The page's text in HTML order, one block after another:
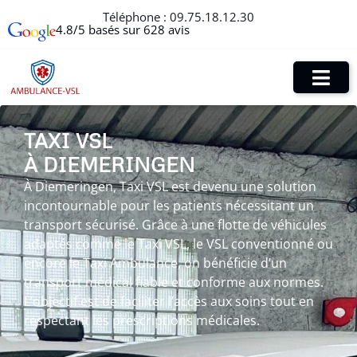
Téléphone : 09.75.18.12.30
4.8/5 basés sur 628 avis
TAXI VSL
À DIEMERINGEN
À Diemeringen, Taxi VSL est devenu une solution
incontournable pour les patients nécessitant un
transport sécurisé. Grâce à une flotte de véhicules
adaptés comme le Taxi VSL, le VSL conventionné ou
encore le Taxi Ambulance, on bénéficie d’un
transport médical fiable et conforme aux normes.
L’objectif est de faciliter l’accès aux soins tout en
respectant les prescriptions médicales.